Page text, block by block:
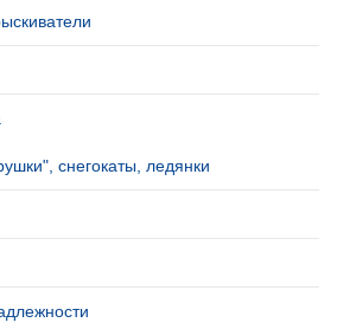
снегокаты, ледянки